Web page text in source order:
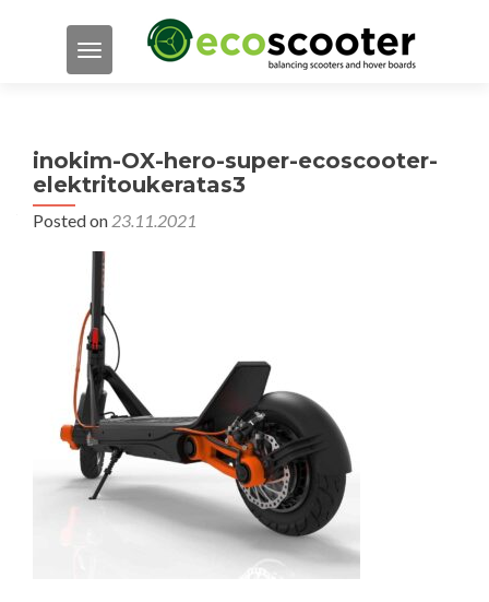
TOGGLE NAVIGATION
inokim-OX-hero-super-ecoscooter-
elektritoukeratas3
Posted on 23.11.2021